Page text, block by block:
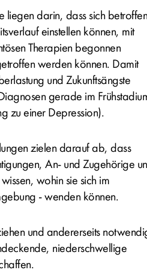
liegen darin, dass sich
einstellen können, mit
Therapien begonnen
werden können. Damit
und Zukunftsängste
gerade im
zu einer Depression).
zielen darauf ab, dass
An- und Zugehörige
wohin sie sich im
- wenden können.
und andererseits
niederschwellige